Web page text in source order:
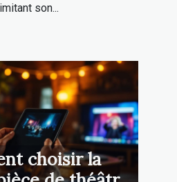
son...
choisir la